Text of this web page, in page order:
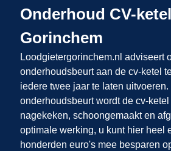
Onderhoud CV-ketel
Gorinchem
Loodgietergorinchem.nl adviseert
onderhoudsbeurt aan de cv-ketel
iedere twee jaar te laten
onderhoudsbeurt wordt de cv-ketel
nagekeken, schoongemaakt en
optimale werking, u kunt hier heel
honderden euro's mee besparen